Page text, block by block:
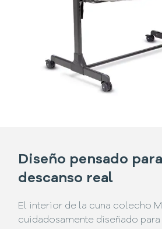
Diseño pensado
descanso real
El interior de la cuna colecho
cuidadosamente diseñado